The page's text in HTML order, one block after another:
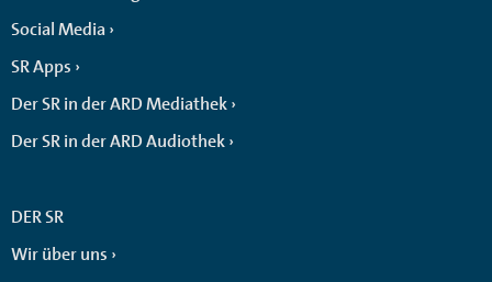
Social Media
SR Apps
Der SR in der ARD Mediathek
Der SR in der ARD Audiothek
DER SR
Wir über uns